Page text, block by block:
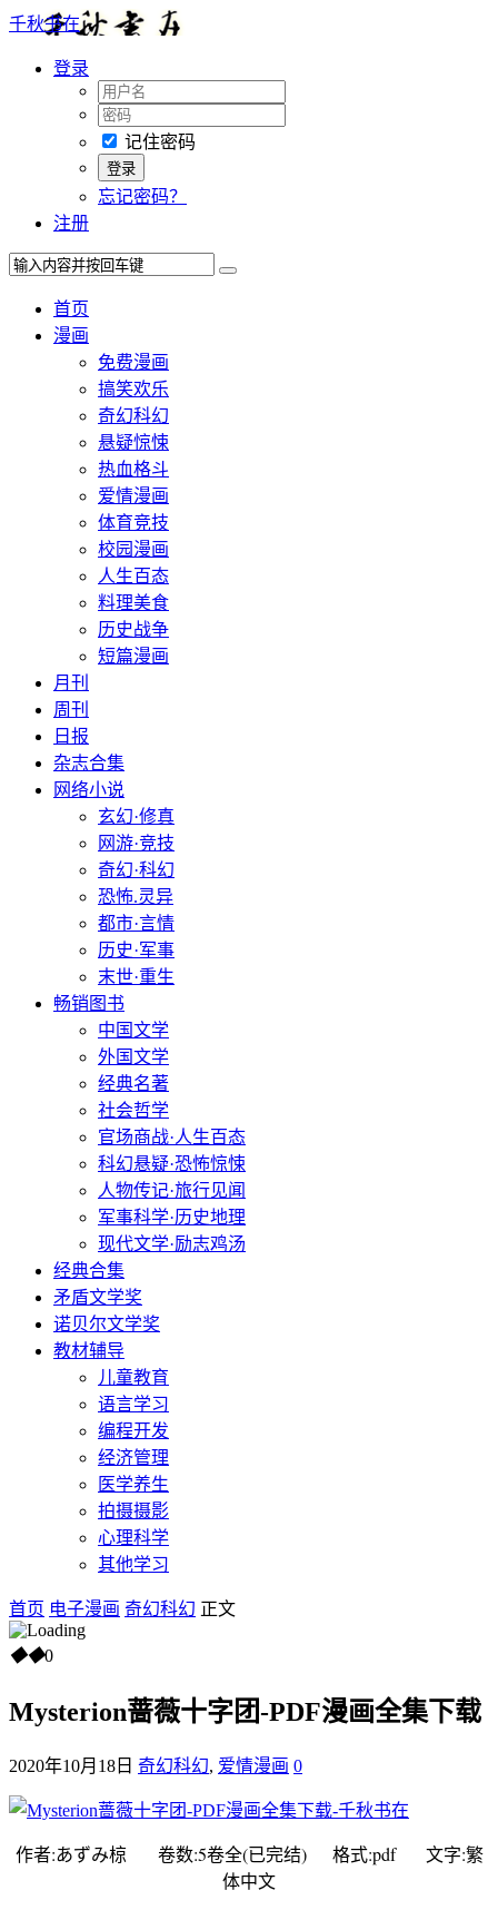
千秋书在
登录
记住密码
忘记密码？
注册
首页
漫画
免费漫画
搞笑欢乐
奇幻科幻
悬疑惊悚
热血格斗
爱情漫画
体育竞技
校园漫画
人生百态
料理美食
历史战争
短篇漫画
月刊
周刊
日报
杂志合集
网络小说
玄幻·修真
网游·竞技
奇幻·科幻
恐怖.灵异
都市·言情
历史·军事
末世·重生
畅销图书
中国文学
外国文学
经典名著
社会哲学
官场商战·人生百态
科幻悬疑·恐怖惊悚
人物传记·旅行见闻
军事科学·历史地理
现代文学·励志鸡汤
经典合集
矛盾文学奖
诺贝尔文学奖
教材辅导
儿童教育
语言学习
编程开发
经济管理
医学养生
拍摄摄影
心理科学
其他学习
首页 电子漫画 奇幻科幻 正文
◆◆0
Mysterion蔷薇十字团-PDF漫画全集下载
2020年10月18日 奇幻科幻, 爱情漫画 0
作者:あずみ椋 卷数:5卷全(已完结) 格式:pdf 文字:繁
体中文